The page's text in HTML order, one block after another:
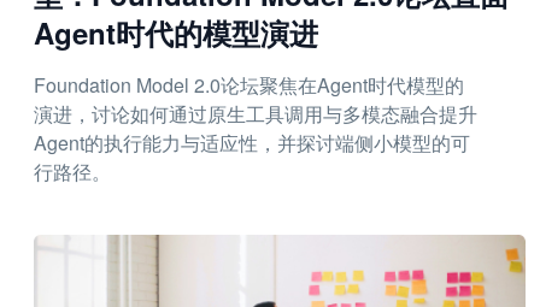
Agent时代的模型演进
Foundation Model 2.0论坛聚焦在Agent时代模型的
演进，讨论如何通过原生工具调用与多模态融合提升
Agent的执行能力与适应性，并探讨端侧小模型的可
行路径。